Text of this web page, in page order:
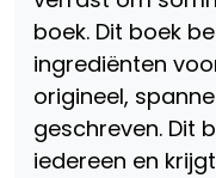
boek. Dit boek
ingrediënten
origineel,
geschreven. Dit
iedereen en